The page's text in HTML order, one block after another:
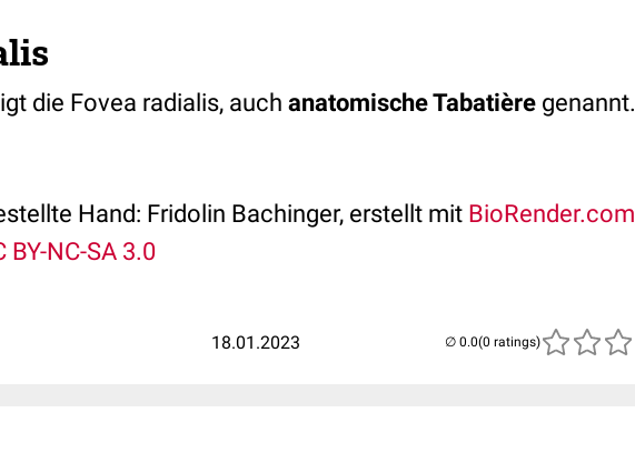
die Fovea radialis, auch anatomische Tabatière genannt.
Hand: Fridolin Bachinger, erstellt mit BioRender.com
BY-NC-SA 3.0
18.01.2023 (0 ratings)